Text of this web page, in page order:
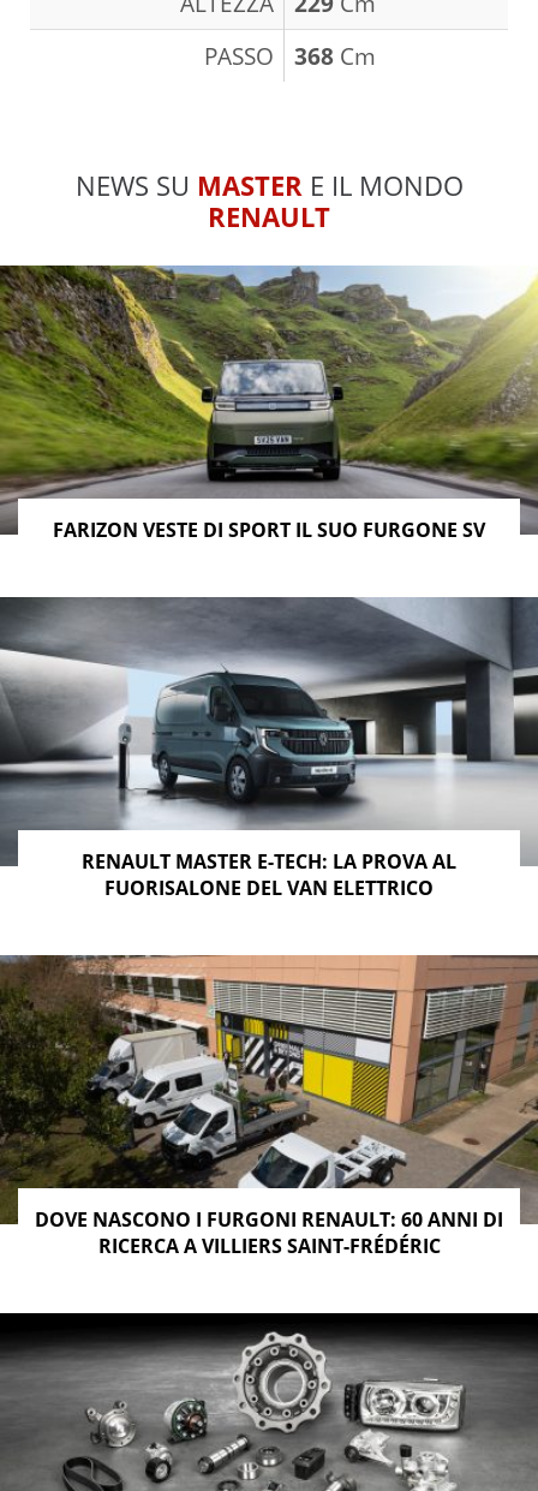
PASSO
368 Cm
NEWS SU MASTER E IL MONDO
RENAULT
FARIZON VESTE DI SPORT IL SUO FURGONE SV
RENAULT MASTER E-TECH: LA PROVA AL
FUORISALONE DEL VAN ELETTRICO
DOVE NASCONO I FURGONI RENAULT: 60 ANNI DI
RICERCA A VILLIERS SAINT-FRÉDÉRIC